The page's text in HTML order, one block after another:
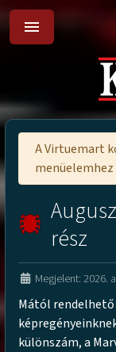
menu
A Virtuemart
menüelemhez
rész
Megjelent: 2026.
Mától rendelhető
különszám, a